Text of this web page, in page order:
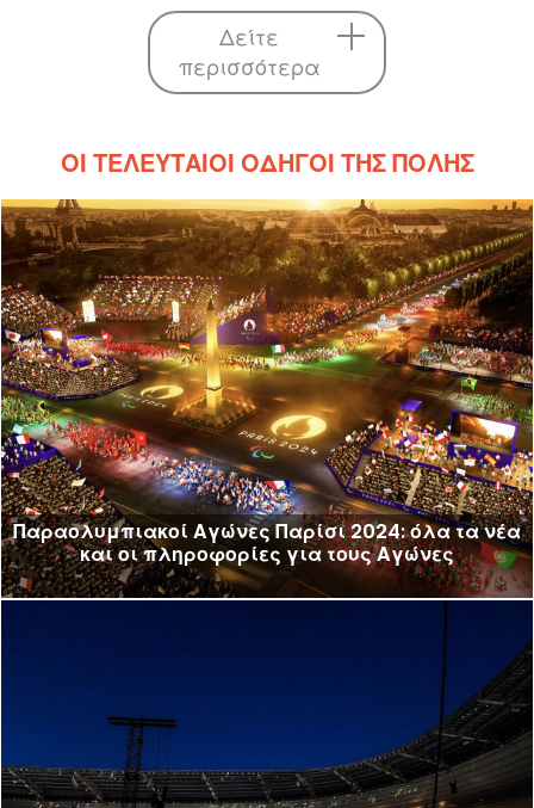
Δείτε
περισσότερα
ΟΙ ΤΕΛΕΥΤΑΊΟΙ ΟΔΗΓΟΊ ΤΗΣ ΠΌΛΗΣ
Παραολυμπιακοί Αγώνες Παρίσι 2024: όλα τα νέα
και οι πληροφορίες για τους Αγώνες